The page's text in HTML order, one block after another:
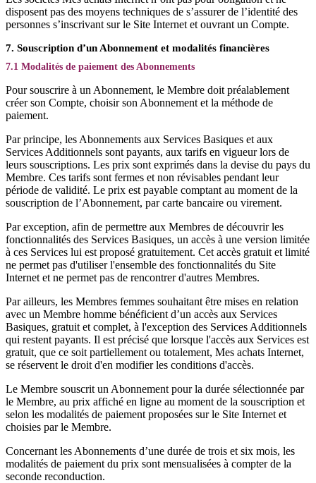
disposent pas des moyens techniques de s’assurer de l’identité des
personnes s’inscrivant sur le Site Internet et ouvrant un Compte.
7. Souscription d’un Abonnement et modalités financières
7.1 Modalités de paiement des Abonnements
Pour souscrire à un Abonnement, le Membre doit préalablement
créer son Compte, choisir son Abonnement et la méthode de
paiement.
Par principe, les Abonnements aux Services Basiques et aux
Services Additionnels sont payants, aux tarifs en vigueur lors de
leurs souscriptions. Les prix sont exprimés dans la devise du pays du
Membre. Ces tarifs sont fermes et non révisables pendant leur
période de validité. Le prix est payable comptant au moment de la
souscription de l’Abonnement, par carte bancaire ou virement.
Par exception, afin de permettre aux Membres de découvrir les
fonctionnalités des Services Basiques, un accès à une version limitée
à ces Services lui est proposé gratuitement. Cet accès gratuit et limité
ne permet pas d'utiliser l'ensemble des fonctionnalités du Site
Internet et ne permet pas de rencontrer d'autres Membres.
Par ailleurs, les Membres femmes souhaitant être mises en relation
avec un Membre homme bénéficient d’un accès aux Services
Basiques, gratuit et complet, à l'exception des Services Additionnels
qui restent payants. Il est précisé que lorsque l'accès aux Services est
gratuit, que ce soit partiellement ou totalement, Mes achats Internet,
se réservent le droit d'en modifier les conditions d'accès.
Le Membre souscrit un Abonnement pour la durée sélectionnée par
le Membre, au prix affiché en ligne au moment de la souscription et
selon les modalités de paiement proposées sur le Site Internet et
choisies par le Membre.
Concernant les Abonnements d’une durée de trois et six mois, les
modalités de paiement du prix sont mensualisées à compter de la
seconde reconduction.